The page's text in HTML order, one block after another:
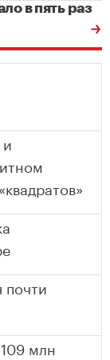
в пять раз
почти
млн